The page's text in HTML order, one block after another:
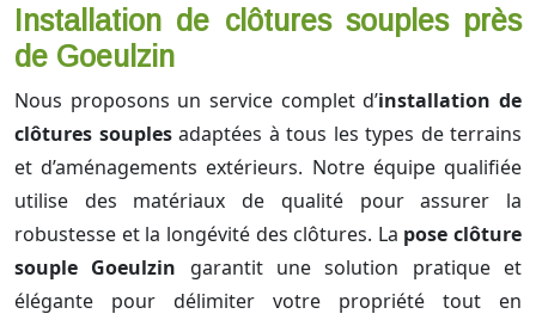
Installation de clôtures souples près
de Goeulzin
Nous proposons un service complet d’installation de
clôtures souplesadaptées à tous les types de terrains
et d’aménagements extérieurs. Notre équipe qualifiée
utilise des matériaux de qualité pour assurer la
robustesse et la longévité des clôtures. La pose clôture
souple Goeulzin garantit une solution pratique et
élégante pour délimiter votre propriété tout en